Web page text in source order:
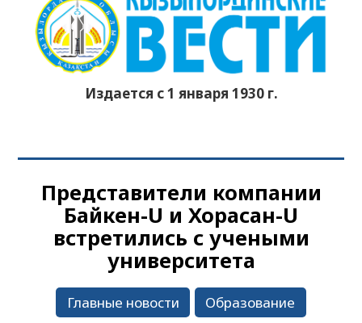
Издается с 1 января 1930 г.
Представители компании
Байкен-U и Хорасан-U
встретились с учеными
университета
Главные новости
Образование